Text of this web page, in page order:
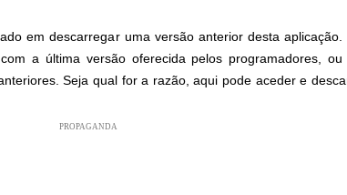
em descarregar uma versão anterior desta
a última versão oferecida pelos programadores,
Seja qual for a razão, aqui pode aceder e
PROPAGANDA